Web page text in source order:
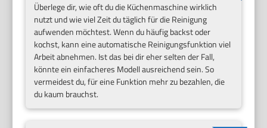
Überlege dir, wie oft du die Küchenmaschine wirklich
nutzt und wie viel Zeit du täglich für die Reinigung
aufwenden möchtest. Wenn du häufig backst oder
kochst, kann eine automatische Reinigungsfunktion viel
Arbeit abnehmen. Ist das bei dir eher selten der Fall,
könnte ein einfacheres Modell ausreichend sein. So
vermeidest du, für eine Funktion mehr zu bezahlen, die
du kaum brauchst.